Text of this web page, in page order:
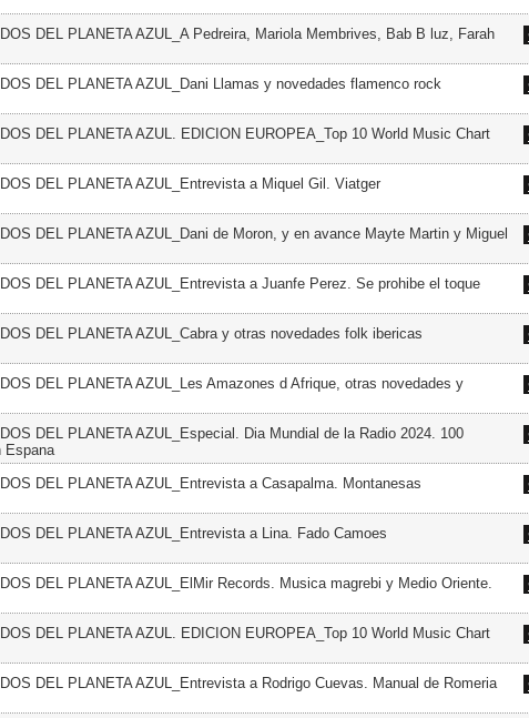
DEL PLANETA AZUL_A Pedreira, Mariola Membrives, Bab B luz, Farah
DEL PLANETA AZUL_Dani Llamas y novedades flamenco rock
DEL PLANETA AZUL. EDICION EUROPEA_Top 10 World Music Chart
DEL PLANETA AZUL_Entrevista a Miquel Gil. Viatger
DEL PLANETA AZUL_Dani de Moron, y en avance Mayte Martin y Miguel
DEL PLANETA AZUL_Entrevista a Juanfe Perez. Se prohibe el toque
DEL PLANETA AZUL_Cabra y otras novedades folk ibericas
DEL PLANETA AZUL_Les Amazones d Afrique, otras novedades y
DEL PLANETA AZUL_Especial. Dia Mundial de la Radio 2024. 100
Espana
DEL PLANETA AZUL_Entrevista a Casapalma. Montanesas
DEL PLANETA AZUL_Entrevista a Lina. Fado Camoes
DEL PLANETA AZUL_ElMir Records. Musica magrebi y Medio Oriente.
DEL PLANETA AZUL. EDICION EUROPEA_Top 10 World Music Chart
DEL PLANETA AZUL_Entrevista a Rodrigo Cuevas. Manual de Romeria